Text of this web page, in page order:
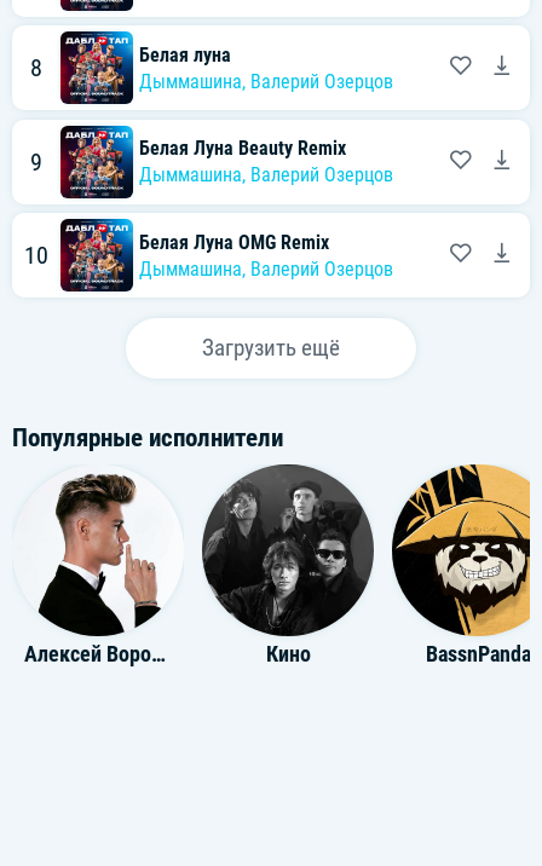
8
Белая луна
Дыммашина, Валерий Озерцов
9
Белая Луна Beauty Remix
Дыммашина, Валерий Озерцов
10
Белая Луна OMG Remix
Дыммашина, Валерий Озерцов
Загрузить ещё
Популярные исполнители
Алексей Воробьёв Кино BassnPanda